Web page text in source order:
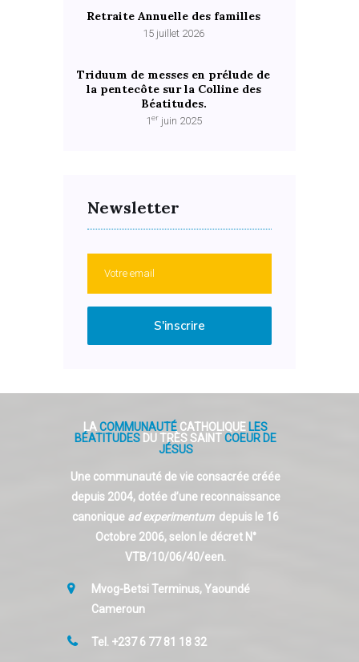
Retraite Annuelle des familles
15 juillet 2026
Triduum de messes en prélude de
la pentecôte sur la Colline des
Béatitudes.
1erjuin 2025
Newsletter
S'inscrire
LACOMMUNAUTÉ CATHOLIQUE LES
BÉATITUDES DU TRÈS SAINTCOEUR DE
JÉSUS
Une communauté de vie consacrée créée
depuis 2004, dotée d’une reconnaissance
canonique ad experimentumdepuis le 16
Octobre 2006, selon le décret N°
VTB/10/06/40/een.
Mvog-Betsi Terminus, Yaoundé
Cameroun
Tel. +237 6 77 81 18 32